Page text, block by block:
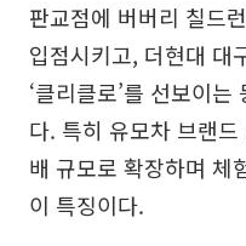
판교점에 버버리 칠드
입점시키고, 더현대 대
‘클리클로’를 선보이
다. 특히 유모차 브랜
배 규모로 확장하며 체
이 특징이다.